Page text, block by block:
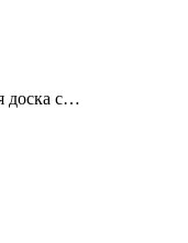
доска с…